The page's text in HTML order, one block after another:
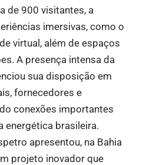
de 900 visitantes, a
imersivas, como o
virtual, além de espaços
A presença intensa da
sua disposição em
fornecedores e
conexões importantes
energética brasileira.
apresentou, na Bahia
projeto inovador que